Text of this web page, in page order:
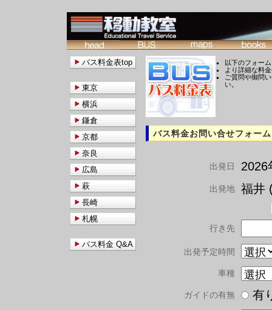
以下のフォー
より詳細な料
ご質問や御問
い。
バス料金お問い合せフォーム
出発日 2026
出発地 福井
行き先
出発予定時間
車種
ガイドの有無
バス料金表top
東京
横浜
鎌倉
京都
奈良
広島
萩
長崎
札幌
バス料金 Q&A